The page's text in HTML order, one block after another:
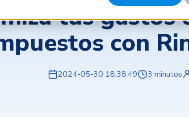
tus gastos
con
2024-05-30 18:38:49 3 minutos